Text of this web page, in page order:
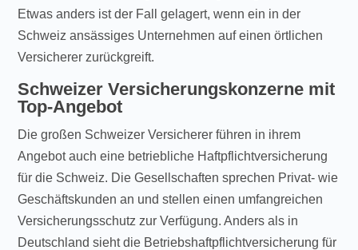
Etwas anders ist der Fall gelagert, wenn ein in der
Schweiz ansässiges Unternehmen auf einen örtlichen
Versicherer zurückgreift.
Schweizer Versicherungskonzerne mit
Top-Angebot
Die großen Schweizer Versicherer führen in ihrem
Angebot auch eine betriebliche Haftpflichtversicherung
für die Schweiz. Die Gesellschaften sprechen Privat- wie
Geschäftskunden an und stellen einen umfangreichen
Versicherungsschutz zur Verfügung. Anders als in
Deutschland sieht die Betriebshaftpflichtversicherung für